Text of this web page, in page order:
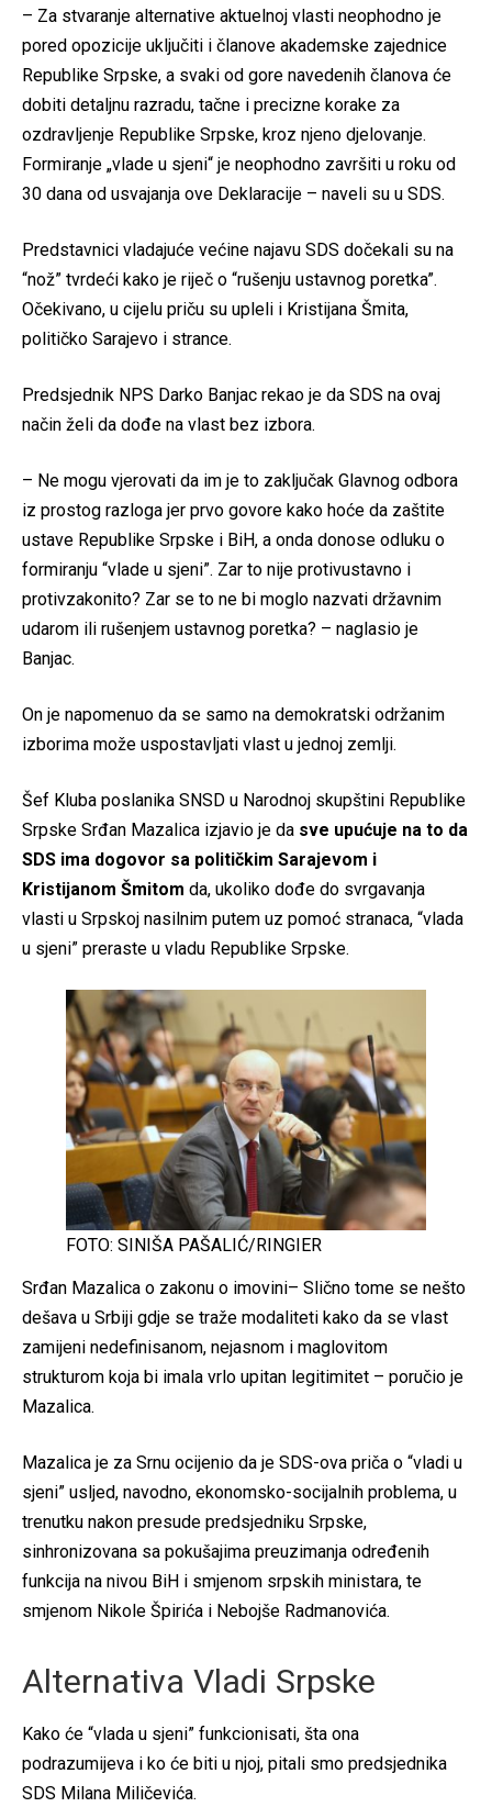
– Za stvaranje alternative aktuelnoj vlasti neophodno je
pored opozicije uključiti i članove akademske zajednice
Republike Srpske, a svaki od gore navedenih članova će
dobiti detaljnu razradu, tačne i precizne korake za
ozdravljenje Republike Srpske, kroz njeno djelovanje.
Formiranje „vlade u sjeni“ je neophodno završiti u roku od
30 dana od usvajanja ove Deklaracije – naveli su u SDS.
Predstavnici vladajuće većine najavu SDS dočekali su na
“nož” tvrdeći kako je riječ o “rušenju ustavnog poretka”.
Očekivano, u cijelu priču su upleli i Kristijana Šmita,
političko Sarajevo i strance.
Predsjednik NPS Darko Banjac rekao je da SDS na ovaj
način želi da dođe na vlast bez izbora.
– Ne mogu vjerovati da im je to zaključak Glavnog odbora
iz prostog razloga jer prvo govore kako hoće da zaštite
ustave Republike Srpske i BiH, a onda donose odluku o
formiranju “vlade u sjeni”. Zar to nije protivustavno i
protivzakonito? Zar se to ne bi moglo nazvati državnim
udarom ili rušenjem ustavnog poretka? – naglasio je
Banjac.
On je napomenuo da se samo na demokratski održanim
izborima može uspostavljati vlast u jednoj zemlji.
Šef Kluba poslanika SNSD u Narodnoj skupštini Republike
Srpske Srđan Mazalica izjavio je da sve upućuje na to da
SDS ima dogovor sa političkim Sarajevom i
Kristijanom Šmitom da, ukoliko dođe do svrgavanja
vlasti u Srpskoj nasilnim putem uz pomoć stranaca, “vlada
u sjeni” preraste u vladu Republike Srpske.
FOTO: SINIŠA PAŠALIĆ/RINGIER
Srđan Mazalica o zakonu o imovini– Slično tome se nešto
dešava u Srbiji gdje se traže modaliteti kako da se vlast
zamijeni nedefinisanom, nejasnom i maglovitom
strukturom koja bi imala vrlo upitan legitimitet – poručio je
Mazalica.
Mazalica je za Srnu ocijenio da je SDS-ova priča o “vladi u
sjeni” usljed, navodno, ekonomsko-socijalnih problema, u
trenutku nakon presude predsjedniku Srpske,
sinhronizovana sa pokušajima preuzimanja određenih
funkcija na nivou BiH i smjenom srpskih ministara, te
smjenom Nikole Špirića i Nebojše Radmanovića.
Alternativa Vladi Srpske
Kako će “vlada u sjeni” funkcionisati, šta ona
podrazumijeva i ko će biti u njoj, pitali smo predsjednika
SDS Milana Miličevića.